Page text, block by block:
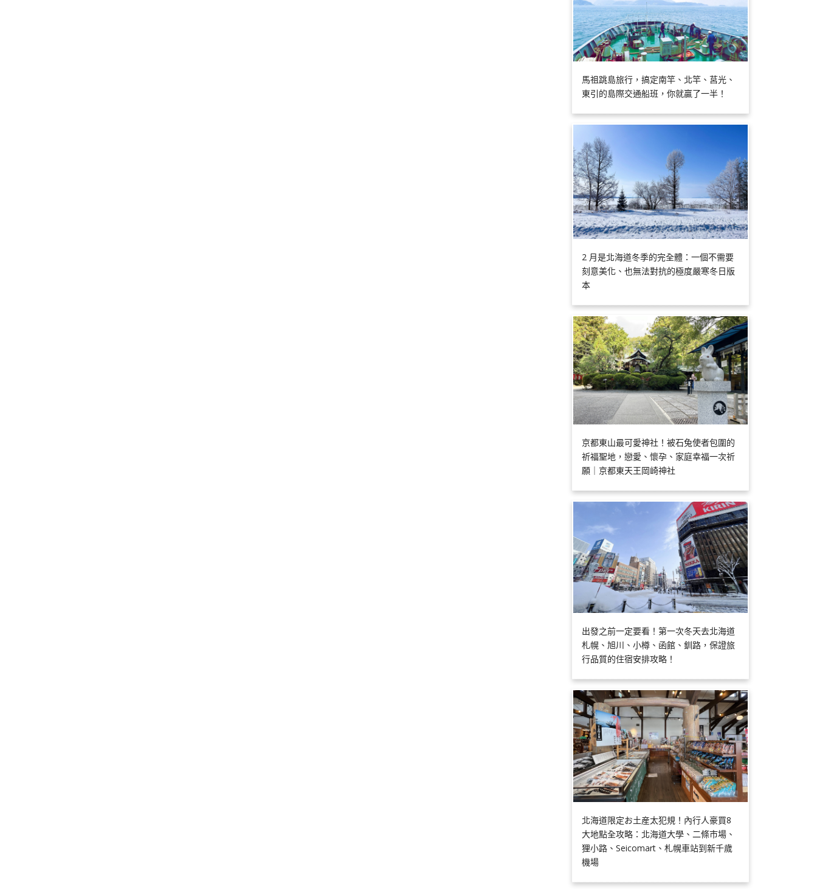
馬祖跳島旅行，搞定南竿、北竿、莒光、
東引的島際交通船班，你就贏了一半！
2 月是北海道冬季的完全體：一個不需要
刻意美化、也無法對抗的極度嚴寒冬日版
本
京都東山最可愛神社！被石兔使者包圍的
祈福聖地，戀愛、懷孕、家庭幸福一次祈
願｜京都東天王岡崎神社
出發之前一定要看！第一次冬天去北海道
札幌、旭川、小樽、函館、釧路，保證旅
行品質的住宿安排攻略！
北海道限定お土産太犯規！內行人豪買8
大地點全攻略：北海道大學、二條市場、
狸小路、Seicomart、札幌車站到新千歲
機場